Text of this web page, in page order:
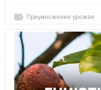
Приумножение урожая